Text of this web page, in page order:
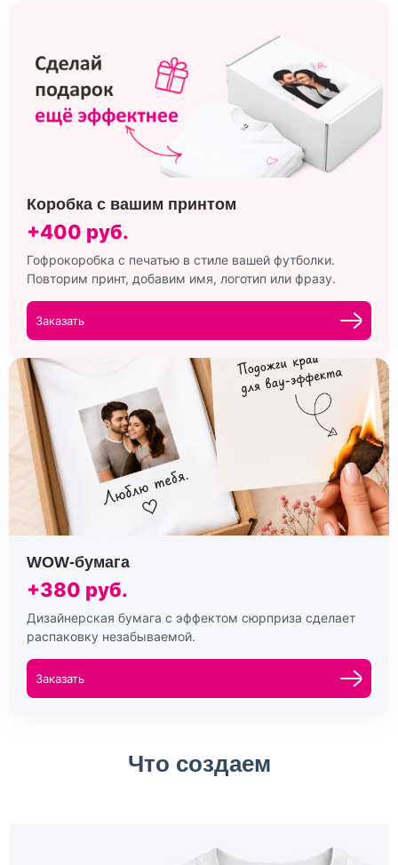
Коробка с вашим принтом
+400 руб.
Гофрокоробка с печатью в стиле вашей футболки.
Повторим принт, добавим имя, логотип или фразу.
Заказать
WOW-бумага
+380 руб.
Дизайнерская бумага с эффектом сюрприза сделает
распаковку незабываемой.
Заказать
Что создаем